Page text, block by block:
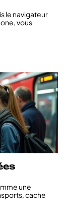
le navigateur
vous
une
cache